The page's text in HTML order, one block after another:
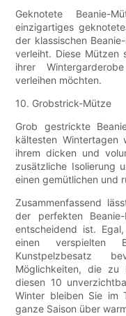
Geknotete Beanie-
einzigartiges
der klassischen
verleiht. Diese Mützen
ihrer
verleihen möchten.
10. Grobstrick-Mütze
Grob gestrickte
kältesten
ihrem dicken und
zusätzliche Isolierung
einen gemütlichen und
Zusammenfassend
der perfekten
entscheidend ist.
einen verspielten
Kunstpelzbesatz
Möglichkeiten, die zu
diesen 10
Winter bleiben Sie im
ganze Saison über